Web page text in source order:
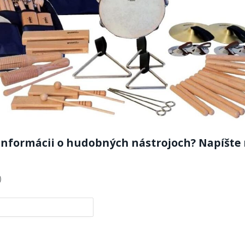
o hudobných nástrojoch? Napíšte